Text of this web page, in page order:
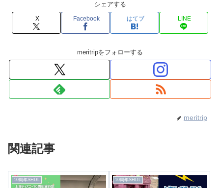
シェアする
X Facebook はてブ LINE
meritripをフォローする
meritrip
関連記事
10周年SHDL 10周年SHDL